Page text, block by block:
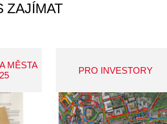
ZAJÍMAT
MĚSTA
PRO INVESTORY